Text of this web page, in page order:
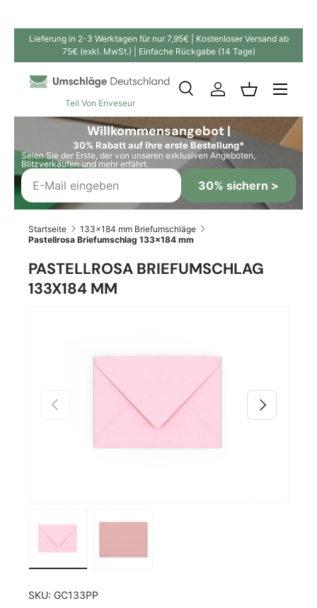
Direkt zum Inhalt
Lieferung in 2-3 Werktagen für nur 7,95€ | Kostenloser Versand ab
75€ (exkl. MwSt.) | Einfache Rückgabe (14 Tage)
Teil Von Enveseur
SuchenSuchen
SucheEinloggen
Willkommensangebot |
30% Rabatt auf Ihre erste Bestellung*
Seien Sie der Erste, der von unseren exklusiven Angeboten,
Blitzverkäufen und mehr erfährt.
30% sichern >
Startseite
133x184 mm Briefumschläge
Pastellrosa Briefumschlag 133x184 mm
PASTELLROSA BRIEFUMSCHLAG
133X184 MM
Vorherige Nächste
SKU: GC133PP